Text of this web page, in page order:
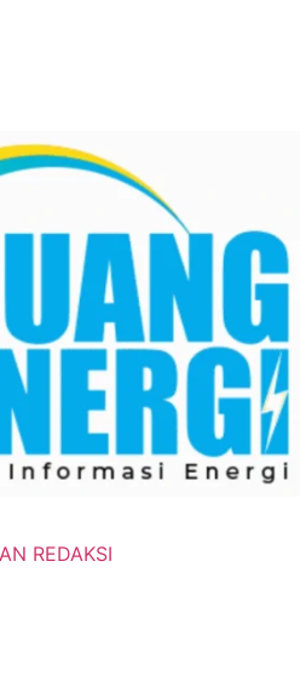
REDAKSI